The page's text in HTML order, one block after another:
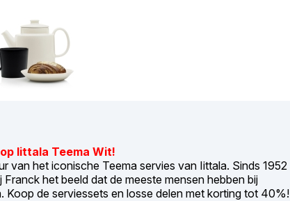
Iittala Teema Wit!
van het iconische Teema servies van Iittala. Sinds 1952
het beeld dat de meeste mensen hebben bij
Koop de serviessets en losse delen met korting tot 40%!